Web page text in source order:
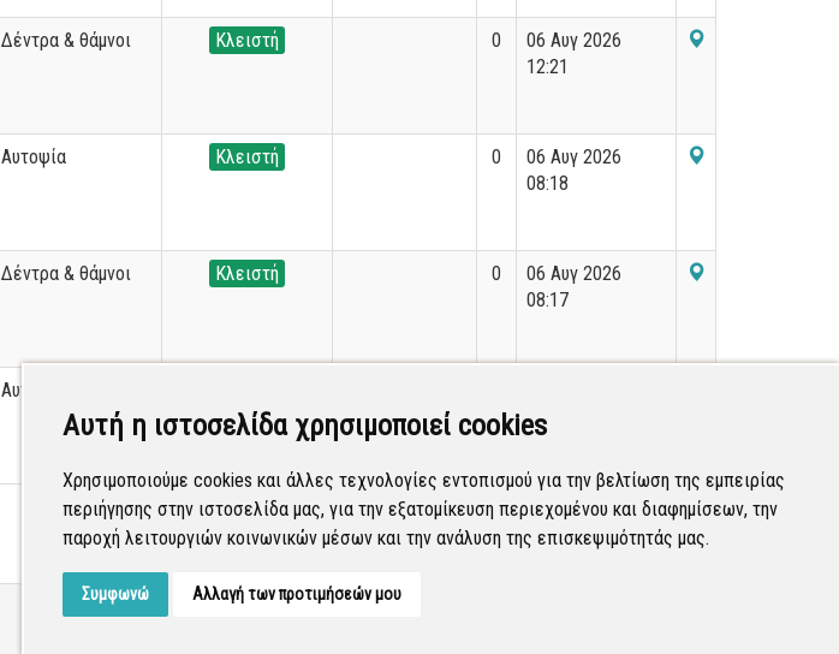
Αυτή η ιστοσελίδα χρησιμοποιεί cookies
Χρησιμοποιούμε cookies και άλλες τεχνολογίες εντοπισμού για την βελτίωση της εμπειρίας
περιήγησης στην ιστοσελίδα μας, για την εξατομίκευση περιεχομένου και διαφημίσεων, την
παροχή λειτουργιών κοινωνικών μέσων και την ανάλυση της επισκεψιμότητάς μας.
Συμφωνώ Αλλαγή των προτιμήσεών μου
Δέντρα & θάμνοι Κλειστή 0
06 Αυγ 2026
12:21
Αυτοψία Κλειστή 0
06 Αυγ 2026
08:18
Δέντρα & θάμνοι Κλειστή 0
06 Αυγ 2026
08:17
Αυτοψία
13:14
Εμφανίζονται1-20από36.203εγγραφές.